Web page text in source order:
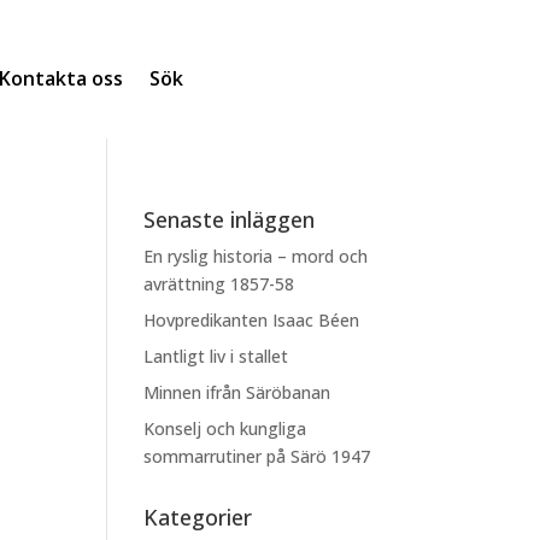
oss Sök
Senaste inläggen
En ryslig historia – mord och
avrättning 1857-58
Hovpredikanten Isaac Béen
Lantligt liv i stallet
Minnen ifrån Säröbanan
Konselj och kungliga
sommarrutiner på Särö 1947
Kategorier